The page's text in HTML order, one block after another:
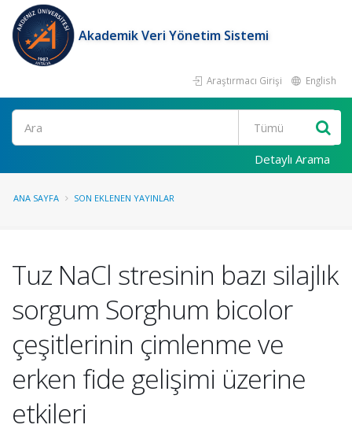
Akademik Veri Yönetim Sistemi
Araştırmacı Girişi English
Ara
Detaylı Arama
ANA SAYFA SON EKLENEN YAYINLAR
Tuz NaCl stresinin bazı silajlık
sorgum Sorghum bicolor
çeşitlerinin çimlenme ve
erken fide gelişimi üzerine
etkileri